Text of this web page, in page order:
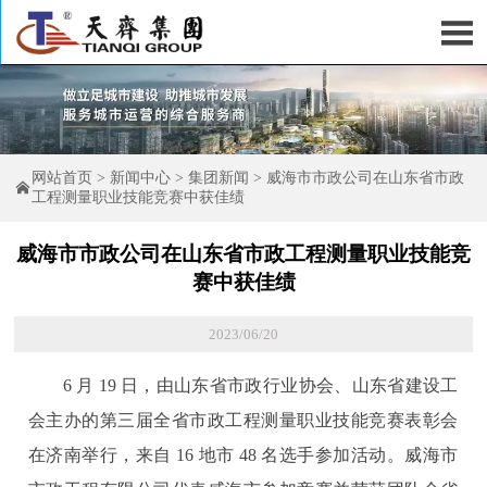


网站首页 > 新闻中心 > 集团新闻 > 威海市市政公司在山东省市政
工程测量职业技能竞赛中获佳绩
威海市市政公司在山东省市政工程测量职业技能竞
赛中获佳绩
2023/06/20
6 月 19 日，由山东省市政行业协会、山东省建设工
会主办的第三届全省市政工程测量职业技能竞赛表彰会
在济南举行，来自 16 地市 48 名选手参加活动。威海市